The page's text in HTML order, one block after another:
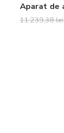
11.239,38lei